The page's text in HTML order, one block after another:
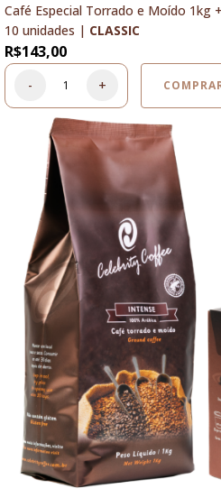
Café Especial Torrado e Moído 1kg
10 unidades | CLASSIC
R$143,00
- +